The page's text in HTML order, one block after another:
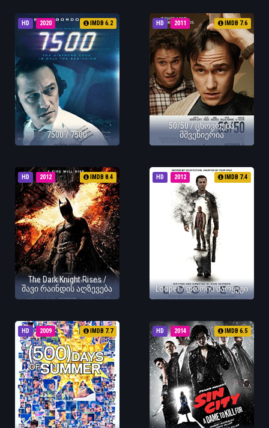
HD 2020 IMDB 6.2
7500 / 7500
HD 2011 IMDB 7.6
50/50 / ცხოვრება
მშვენიერია
HD 2012 IMDB 8.4
The Dark Knight Rises /
შავი რაინდის აღზევება
HD 2012 IMDB 7.4
Looper / დროის მარყუჟი
HD 2009 IMDB 7.7 HD 2014 IMDB 6.5